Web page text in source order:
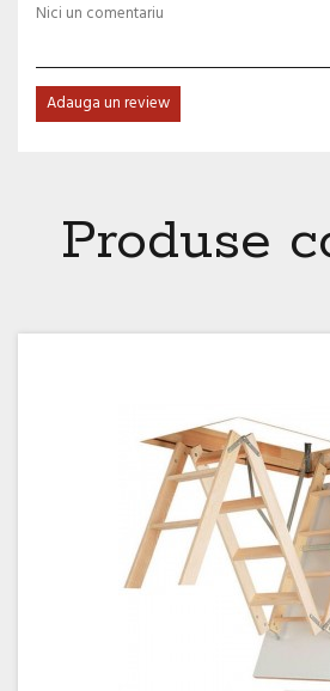
Nici un comentariu
Adauga un review
Produse